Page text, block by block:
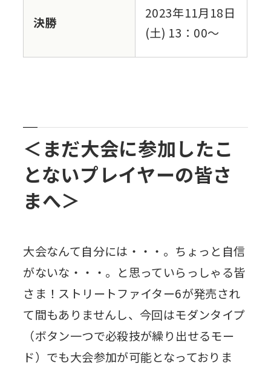
決勝
2023年11⽉18⽇
(⼟) 13：00～
＜まだ大会に参加したこ
とないプレイヤーの皆さ
まへ＞
大会なんて自分には・・・。ちょっと自信
がないな・・・。と思っていらっしゃる皆
さま！ストリートファイター6が発売され
て間もありませんし、今回はモダンタイプ
（ボタン一つで必殺技が繰り出せるモー
ド）でも大会参加が可能となっておりま